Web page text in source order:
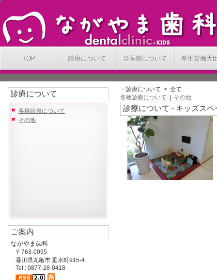
TOP 診療について 当医院について 厚生労働大
・診療について > 全て
各種診療について
その他
診療について - キッズスペ
診療について
各種診療について
その他
ご案内
ながやま歯科
〒763-0095
香川県丸亀市 垂水町915-4
Tel : 0877-28-0418